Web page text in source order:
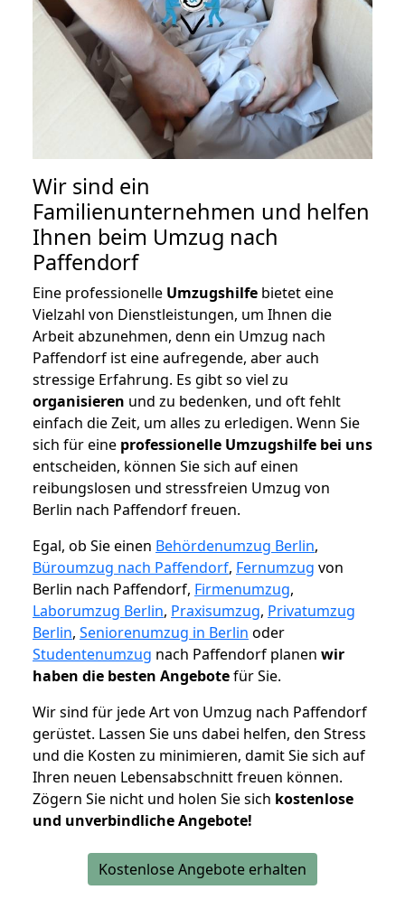
Wir sind ein
Familienunternehmen und helfen
Ihnen beim Umzug nach
Paffendorf
Eine professionelle Umzugshilfe bietet eine
Vielzahl von Dienstleistungen, um Ihnen die
Arbeit abzunehmen, denn ein Umzug nach
Paffendorf ist eine aufregende, aber auch
stressige Erfahrung. Es gibt so viel zu
organisieren und zu bedenken, und oft fehlt
einfach die Zeit, um alles zu erledigen. Wenn Sie
sich für eine professionelle Umzugshilfe bei uns
entscheiden, können Sie sich auf einen
reibungslosen und stressfreien Umzug von
Berlin nach Paffendorf freuen.
Egal, ob Sie einen Behördenumzug Berlin,
Büroumzug nach Paffendorf, Fernumzug von
Berlin nach Paffendorf, Firmenumzug,
Laborumzug Berlin, Praxisumzug, Privatumzug
Berlin, Seniorenumzug in Berlin oder
Studentenumzug nach Paffendorf planen wir
haben die besten Angebotefür Sie.
Wir sind für jede Art von Umzug nach Paffendorf
gerüstet. Lassen Sie uns dabei helfen, den Stress
und die Kosten zu minimieren, damit Sie sich auf
Ihren neuen Lebensabschnitt freuen können.
Zögern Sie nicht und holen Sie sich kostenlose
und unverbindliche Angebote!
Kostenlose Angebote erhalten